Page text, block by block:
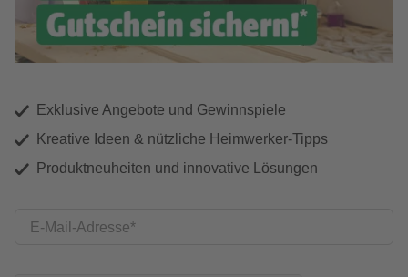
Exklusive Angebote und Gewinnspiele
Kreative Ideen & nützliche Heimwerker-Tipps
Produktneuheiten und innovative Lösungen
E-Mail-Adresse